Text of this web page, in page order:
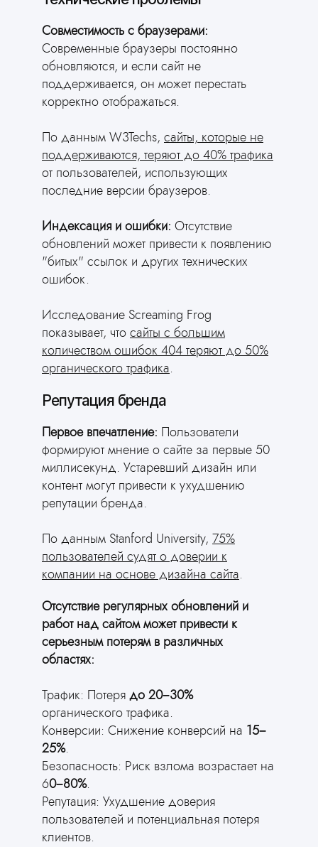
Попробовать бесплатно
Сэкономьте свои
деньги
создайте сайт через
нейросеть
Ответьте всего на 2 вопроса
и получите готовый сайт
Совместимость с браузерами:
Современные браузеры постоянно
обновляются, и если сайт не
поддерживается, он может перестать
корректно отображаться.
По данным W3Techs, сайты, которые не
поддерживаются, теряют до 40% трафика
от пользователей, использующих
последние версии браузеров.
Индексация и ошибки: Отсутствие
обновлений может привести к появлению
"битых" ссылок и других технических
ошибок.
Исследование Screaming Frog
показывает, чтосайты с большим
количеством ошибок 404 теряют до 50%
органического трафика.
Репутация бренда
Первое впечатление: Пользователи
формируют мнение о сайте за первые 50
миллисекунд. Устаревший дизайн или
контент могут привести к ухудшению
репутации бренда.
По данным Stanford University, 75%
пользователей судят о доверии к
компании на основе дизайна сайта.
Отсутствие регулярных обновлений и
работ над сайтом может привести к
серьезным потерям в различных
областях:
Трафик: Потерядо 20–30%
органического трафика.
Конверсии: Снижение конверсий на 15–
25%.
Безопасность: Риск взлома возрастает на
60–80%.
Репутация: Ухудшение доверия
пользователей и потенциальная потеря
клиентов.